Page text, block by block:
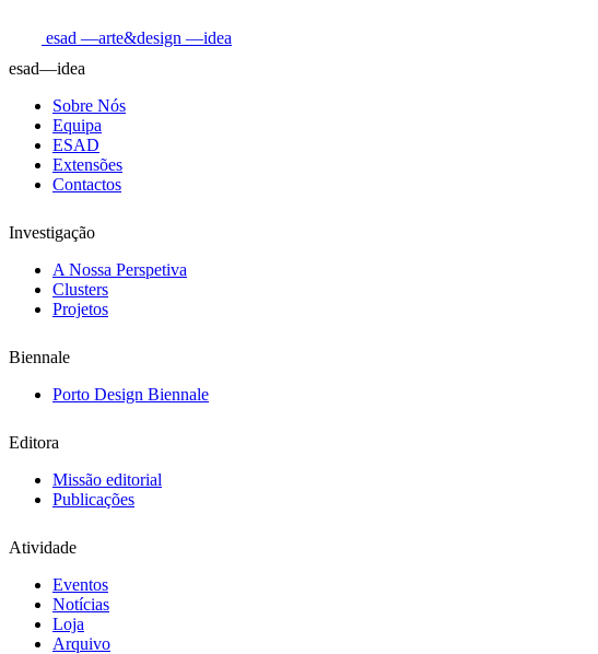
esad —arte&design —idea
esad—idea
Sobre Nós
Equipa
ESAD
Extensões
Contactos
Investigação
A Nossa Perspetiva
Clusters
Projetos
Biennale
Porto Design Biennale
Editora
Missão editorial
Publicações
Atividade
Eventos
Notícias
Loja
Arquivo